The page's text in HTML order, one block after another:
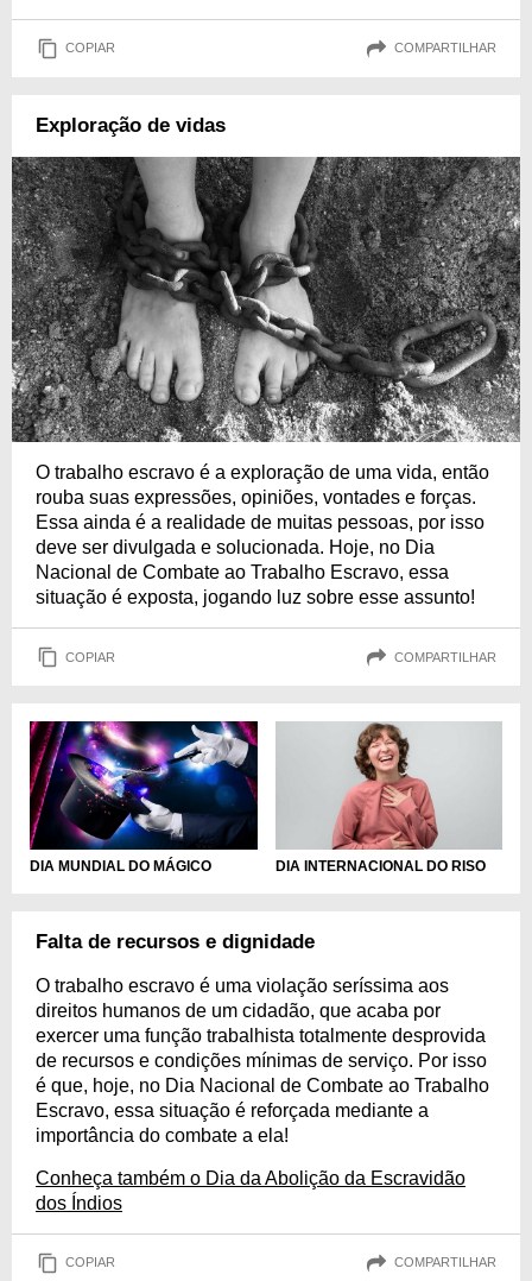
COPIAR COMPARTILHAR
Exploração de vidas
O trabalho escravo é a exploração de uma vida, então
rouba suas expressões, opiniões, vontades e forças.
Essa ainda é a realidade de muitas pessoas, por isso
deve ser divulgada e solucionada. Hoje, no Dia
Nacional de Combate ao Trabalho Escravo, essa
situação é exposta, jogando luz sobre esse assunto!
COPIAR COMPARTILHAR
DIA MUNDIAL DO MÁGICO DIA INTERNACIONAL DO RISO
Falta de recursos e dignidade
O trabalho escravo é uma violação seríssima aos
direitos humanos de um cidadão, que acaba por
exercer uma função trabalhista totalmente desprovida
de recursos e condições mínimas de serviço. Por isso
é que, hoje, no Dia Nacional de Combate ao Trabalho
Escravo, essa situação é reforçada mediante a
importância do combate a ela!
Conheça também o Dia da Abolição da Escravidão
dos Índios
COPIAR COMPARTILHAR